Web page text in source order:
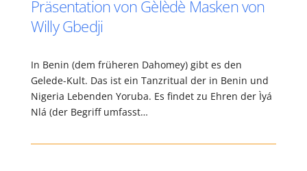
Präsentation von Gèlèdè Masken von
Willy Gbedji
In Benin (dem früheren Dahomey) gibt es den
Gelede-Kult. Das ist ein Tanzritual der in Benin und
Nigeria Lebenden Yoruba. Es findet zu Ehren der Ìyá
Nlá (der Begriff umfasst…